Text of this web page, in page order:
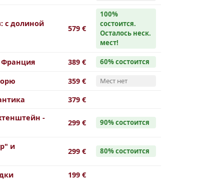
с долиной
579 €
100%
cостоится.
Осталось неск.
мест!
Франция 389 € 60% cостоится
359 € Мест нет
379 €
-
299 € 90% cостоится
и
299 € 80% cостоится
199 €